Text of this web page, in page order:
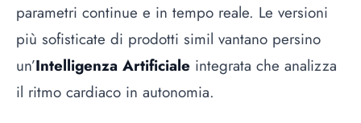
parametri continue e in tempo reale. Le versioni
più sofisticate di prodotti simil vantano persino
un’Intelligenza Artificiale integrata che analizza
il ritmo cardiaco in autonomia.